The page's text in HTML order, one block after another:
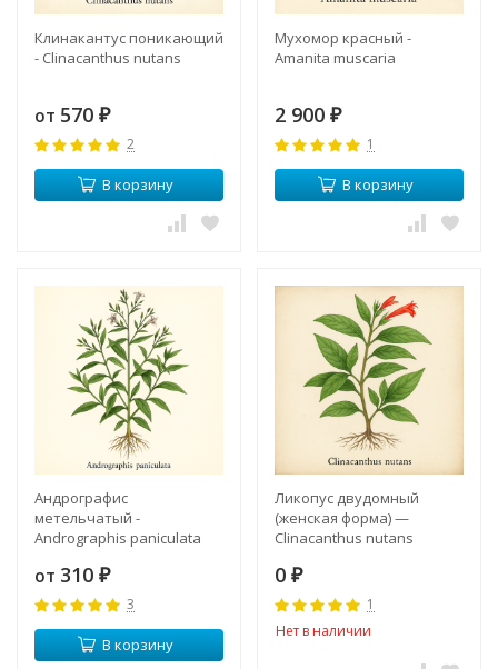
Клинакантус поникающий
- Clinacanthus nutans
от 570 ₽
2
В корзину
Мухомор красный -
Amanita muscaria
2 900 ₽
1
В корзину
Андрографис
метельчатый -
Andrographis paniculata
от 310 ₽
3
В корзину
Ликопус двудомный
(женская форма) —
Clinacanthus nutans
Клинакантус
0 ₽
1
Нет в наличии